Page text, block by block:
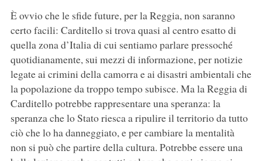
È ovvio che le sfide future, per la Reggia, non saranno
certo facili: Carditello si trova quasi al centro esatto di
quella zona d’Italia di cui sentiamo parlare pressoché
quotidianamente, sui mezzi di informazione, per notizie
legate ai crimini della camorra e ai disastri ambientali che
la popolazione da troppo tempo subisce. Ma la Reggia di
Carditello potrebbe rappresentare una speranza: la
speranza che lo Stato riesca a ripulire il territorio da tutto
ciò che lo ha danneggiato, e per cambiare la mentalità
non si può che partire della cultura. Potrebbe essere una